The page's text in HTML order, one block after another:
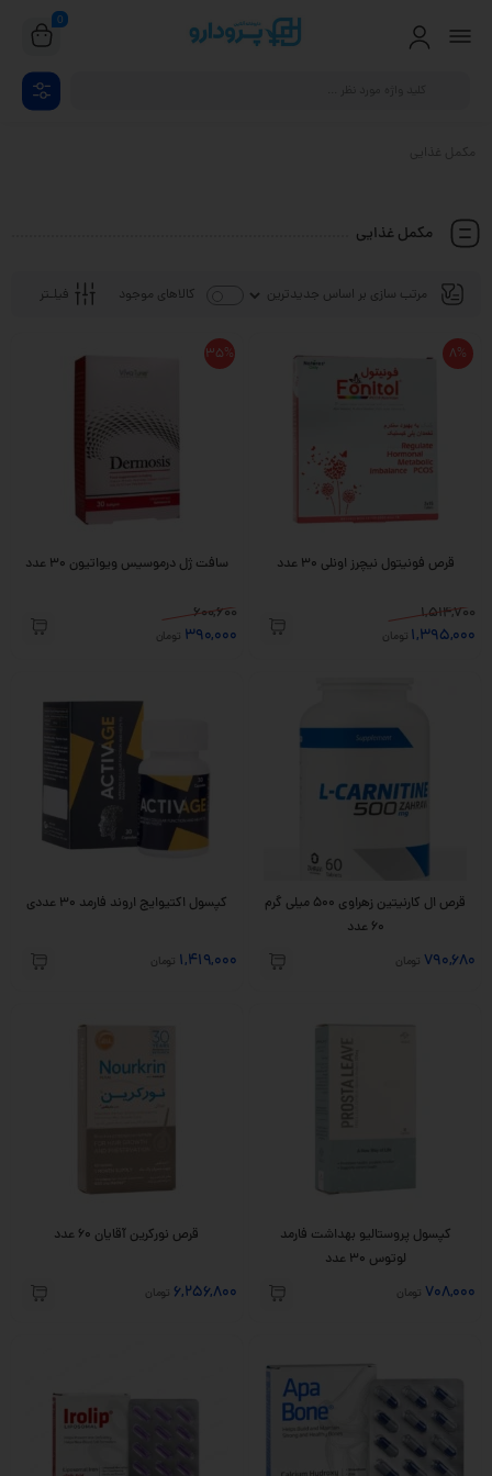
0
مکمل غذایی
مکمل غذایی
فیلـتر کالاهای موجود
8%
قرص فونیتول نیچرز اونلی 30 عدد
1,514,700
1,395,000 تومان
35%
سافت ژل درموسیس ویواتیون 30 عدد
600,600
390,000 تومان
قرص ال کارنیتین زهراوی 500 میلی گرم
60 عدد
790,680 تومان
کپسول اکتیوایج اروند فارمد 30 عددی
1,419,000 تومان
کپسول پروستالیو بهداشت فارمد
لوتوس 30 عدد
708,000 تومان
قرص نورکرین آقایان 60 عدد
6,256,800 تومان